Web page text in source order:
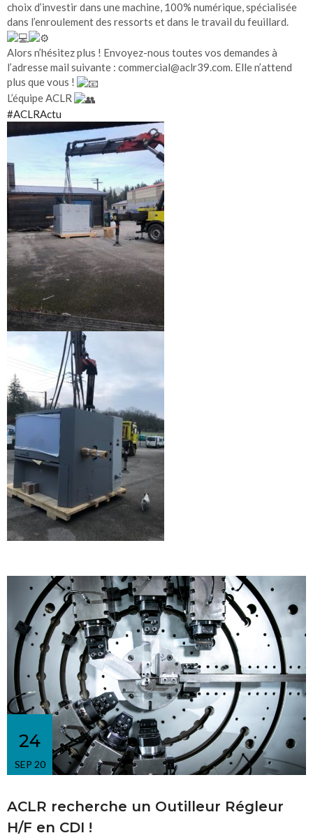
choix d’investir dans une machine, 100% numérique, spécialisée
dans l’enroulement des ressorts et dans le travail du feuillard.
Alors n’hésitez plus ! Envoyez-nous toutes vos demandes à
l’adresse mail suivante : commercial@aclr39.com. Elle n’attend
plus que vous !
L’équipe ACLR
#ACLRActu
24
SEP 20
ACLR recherche un Outilleur Régleur
H/F en CDI !